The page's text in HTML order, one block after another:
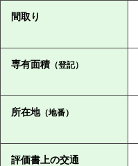
間取り
専有面積（登記）
所在地（地番）
評価書上の交通